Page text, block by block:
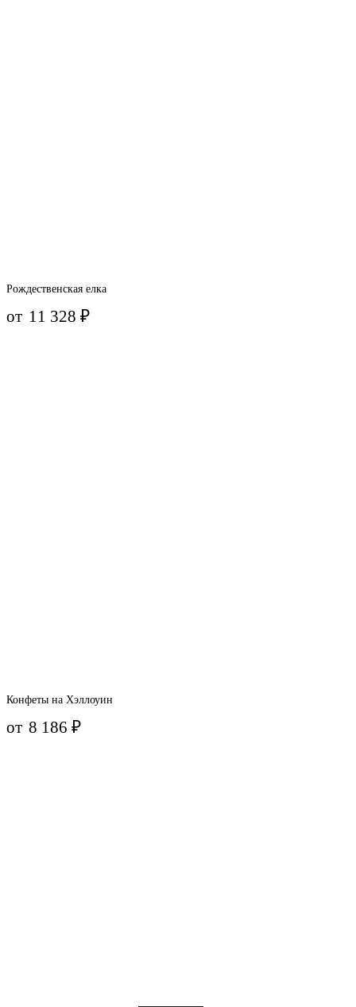
Рождественская елка
от 11 328₽
Конфеты на Хэллоуин
от 8 186₽